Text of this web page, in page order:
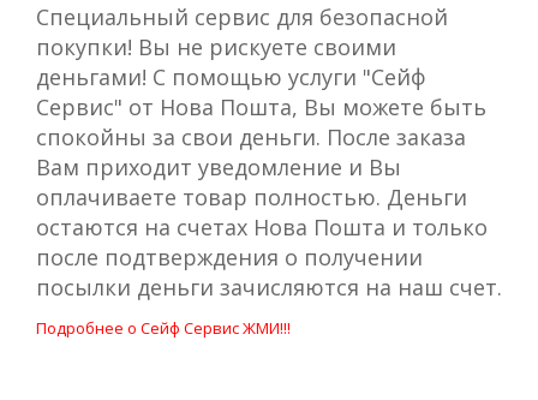
Специальный сервис для безопасной
покупки! Вы не рискуете своими
деньгами! С помощью услуги "Сейф
Сервис" от Нова Пошта, Вы можете быть
спокойны за свои деньги. После заказа
Вам приходит уведомление и Вы
оплачиваете товар полностью. Деньги
остаются на счетах Нова Пошта и только
после подтверждения о получении
посылки деньги зачисляются на наш счет.
Подробнее о Сейф Сервис ЖМИ!!!